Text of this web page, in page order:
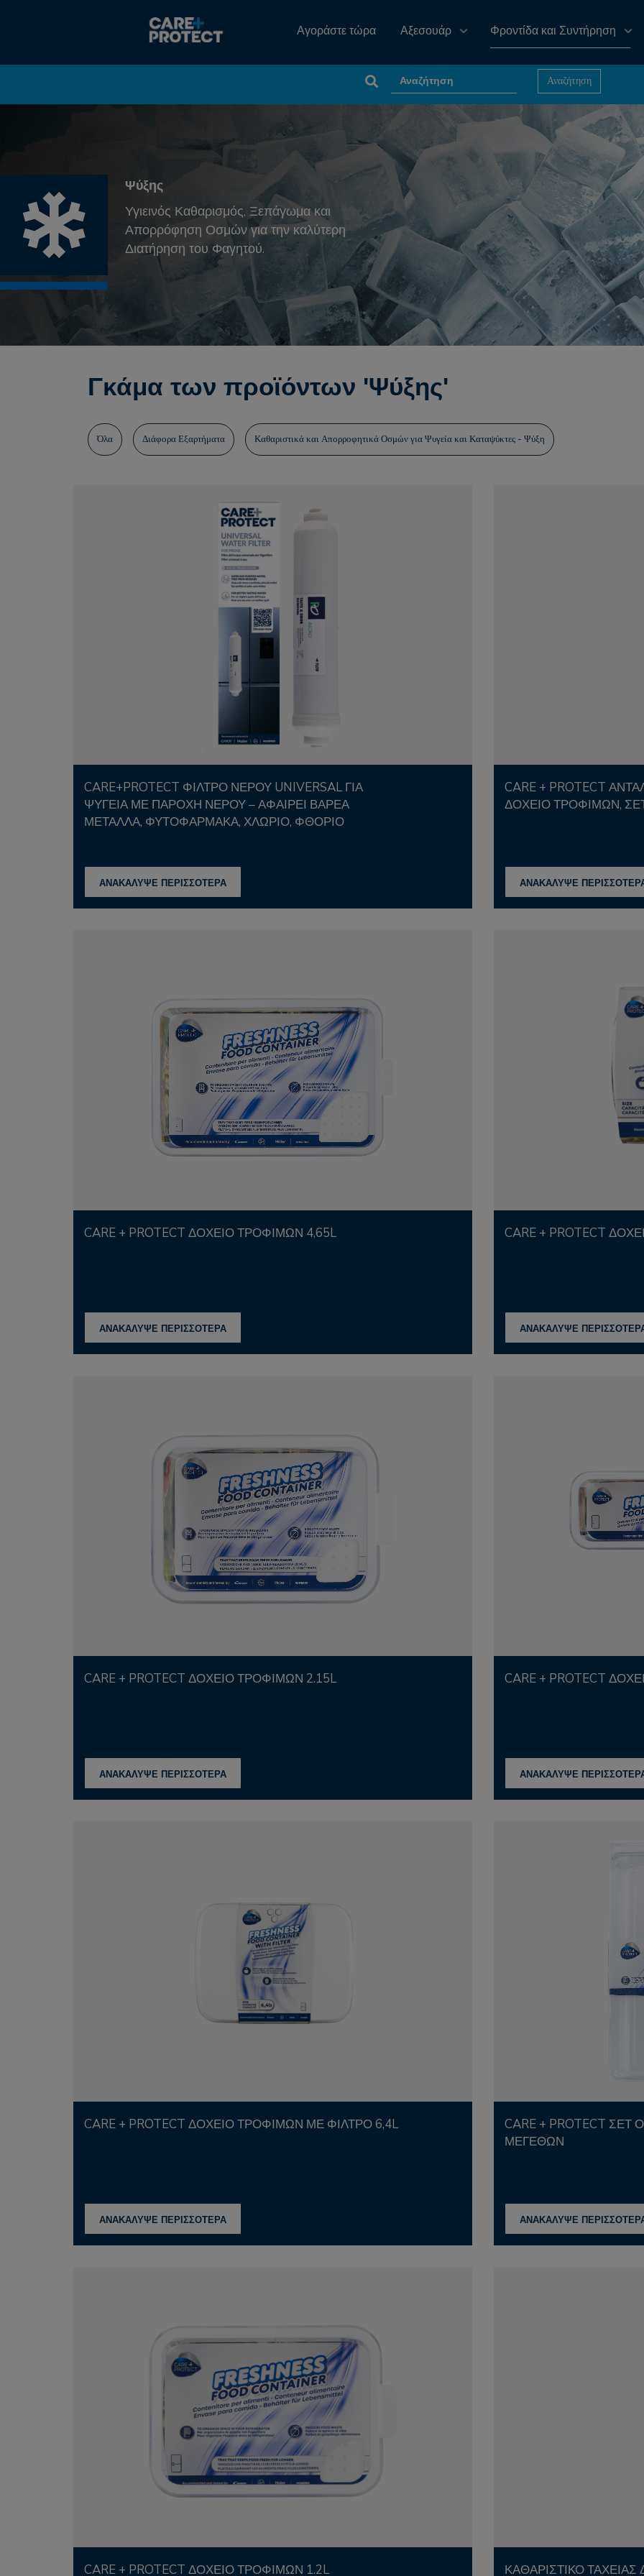
Αγοράστε τώρα Αξεσουάρ Φροντίδα και Συντήρηση
Ψύξης
Υγιεινός Καθαρισμός, Ξεπάγωμα και
Απορρόφηση Οσμών για την καλύτερη
Διατήρηση του Φαγητού.
Γκάμα των προϊόντων 'Ψύξης'
Όλα Διάφορα Εξαρτήματα Καθαριστικά και Απορροφητικά Οσμών για Ψυγεία και Καταψύκτες - Ψύξη
CARE+PROTECT ΦΊΛΤΡΟ ΝΕΡΟΎ UNIVERSAL ΓΙΑ
ΨΥΓΕΊΑ ΜΕ ΠΑΡΟΧΉ ΝΕΡΟΎ – ΑΦΑΙΡΕΊ ΒΑΡΈΑ
ΜΈΤΑΛΛΑ, ΦΥΤΟΦΆΡΜΑΚΑ, ΧΛΏΡΙΟ, ΦΘΌΡΙΟ
ΑΝΑΚΑΛΥΨΕ ΠΕΡΙΣΣΟΤΕΡΑ
CARE + PROTECT ΑΝΤΑΛΛΑΚΤΙΚΌ ΦΊΛΤΡΟ ΓΙΑ ΤΟ
ΔΟΧΕΊΟ ΤΡΟΦΊΜΩΝ,
ΑΝΑΚΑΛΥΨΕ
CARE + PROTECT ΔΟΧΕΊΟ ΤΡΟΦΊΜΩΝ 4,65L
ΑΝΑΚΑΛΥΨΕ ΠΕΡΙΣΣΟΤΕΡΑ
CARE + PROTECT
ΑΝΑΚΑΛΥΨΕ
CARE + PROTECT ΔΟΧΕΊΟ ΤΡΟΦΊΜΩΝ 2.15L
ΑΝΑΚΑΛΥΨΕ ΠΕΡΙΣΣΟΤΕΡΑ
CARE + PROTECT
ΑΝΑΚΑΛΥΨΕ
CARE + PROTECT ΔΟΧΕΊΟ ΤΡΟΦΊΜΩΝ ΜΕ ΦΊΛΤΡΟ 6,4L
ΑΝΑΚΑΛΥΨΕ ΠΕΡΙΣΣΟΤΕΡΑ
CARE + PROTECT ΣΕΤ ΟΡΓΑΝΩΤΏΝ ΨΥΓΕΊΟΥ 3
ΜΕΓΕΘΏΝ
ΑΝΑΚΑΛΥΨΕ
CARE + PROTECT ΔΟΧΕΊΟ ΤΡΟΦΊΜΩΝ 1.2L ΚΑΘΑΡΙΣΤΙΚΟ